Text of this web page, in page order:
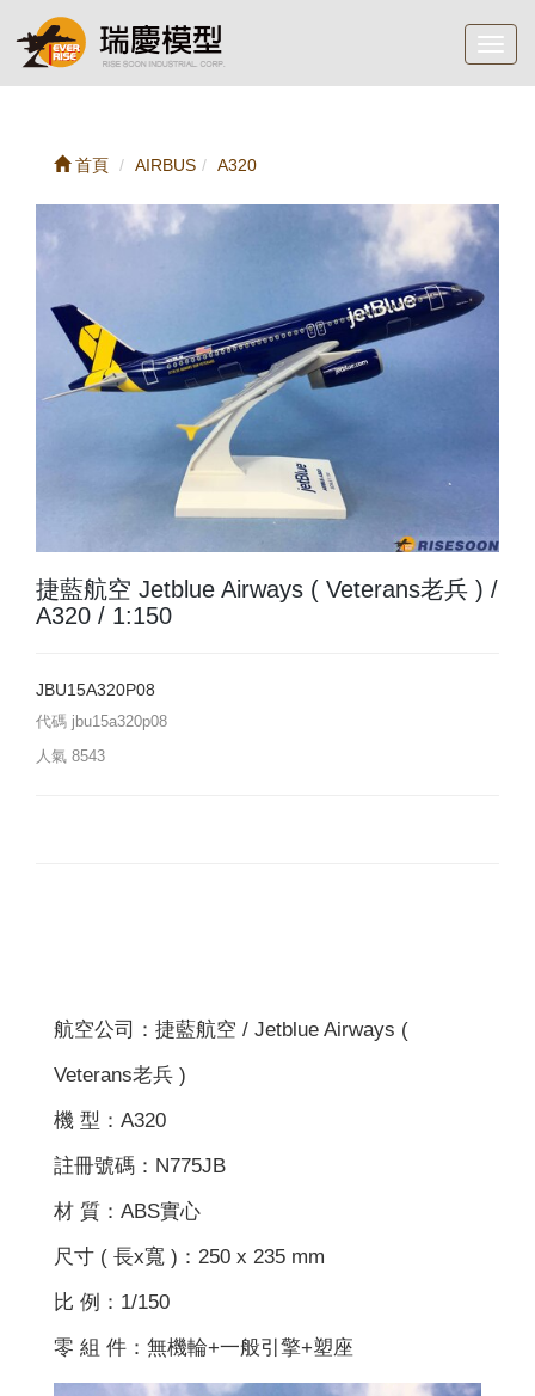
首頁 AIRBUS A320
捷藍航空 Jetblue Airways ( Veterans老兵 ) /
A320 / 1:150
JBU15A320P08
代碼 jbu15a320p08
人氣 8543
航空公司：捷藍航空 / Jetblue Airways (
Veterans老兵 )
機 型：A320
註冊號碼：N775JB
材 質：ABS實心
尺寸 ( 長x寬 )：250 x 235 mm
比 例：1/150
零 組 件：無機輪+一般引擎+塑座